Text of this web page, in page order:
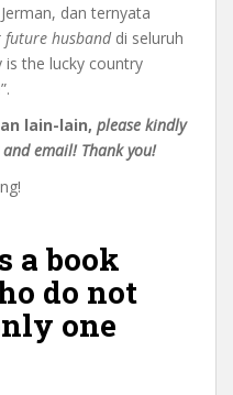
dan ternyata
future husbanddi seluruh
is the lucky country
lain-lain, please kindly
email! Thank you!
a book
do not
one